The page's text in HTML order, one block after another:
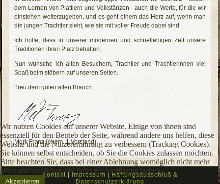
dem Lernen von Plattlern und Volkstänzen - auch die Werte, für die wir
einstehen weiterzugeben, und es geht einem das Herz auf, wenn man
die jungen Trachtler sieht, wie sie mit voller Freude dabei sind.
Ich hoffe, dass in unserer modernen und schnellebigen Zeit unsere
Traditionen ihren Platz behalten.
Nun wünsche ich allen Besuchern, Trachtler und Trachtlerinnen viel
Spaß beim stöbern auf unseren Seiten.
Treu dem guten alten Brauch.
Merk Franz (ehem. 1.Vorstand)
Kontakt|Impressum |Haftungsausschluß &
Datenschutzerklärung
Wir nutzen Cookies auf unserer Website. Einige von ihnen sind
essenziell für den Betrieb der Seite, während andere uns helfen, diese
Website und die Nutzererfahrung zu verbessern (Tracking Cookies).
Sie können selbst entscheiden, ob Sie die Cookies zulassen möchten.
Bitte beachten Sie, dass bei einer Ablehnung womöglich nicht mehr
alle Funktionalitäten der Seite zur Verfügung stehen.
Akzeptieren